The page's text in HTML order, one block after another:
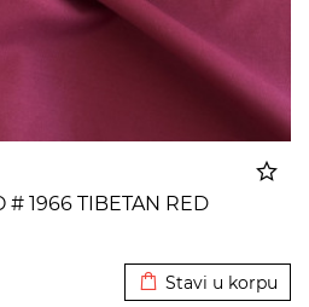
# 1966 TIBETAN RED
Stavi u korpu